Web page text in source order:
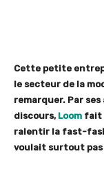
Cette petite
le secteur de la
remarquer. Par
discours, Loom fait
ralentir la fast-
voulait surtout pas